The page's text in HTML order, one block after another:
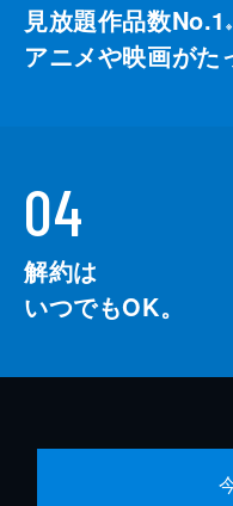
見放題作品数No.1 ※
アニメや映画がた
04
解約は
いつでもOK。